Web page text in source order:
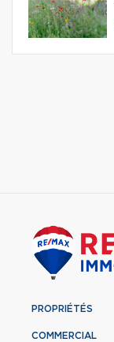
PROPRIÉTÉS
COMMERCIAL